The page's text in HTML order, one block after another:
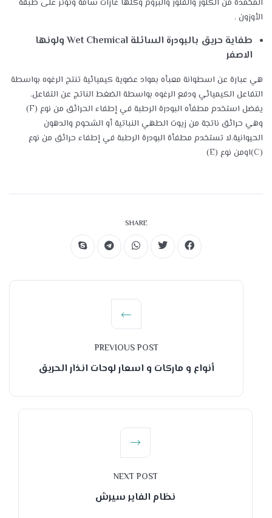
المخمدة من الكلور والفلور والبروم وكلها غازات سامة وتؤثر على طبقة
الأوزون .
طفاية حريق بالبودرة السائلة Wet Chemicalولونها
الاصفر
هي عبارة عن اسطوانة معبأه بمواد عضوية كيميائية تنتج الرغوه بواسطة
التفاعل الكيميائي ودفع الرغوه بواسطة الضغط الناتج عن التفاعل.
يفضل استخدم مطفأه البودرة الرطبة في إطفاء الحرائق من نوع (F)
وهي حرائق ناتجة من زيوت الطهي النباتية أو الشحوم والدهون
الحيوانية.لا تستخدم مطفأة البودرة الرطبة في إطفاء حرائق من نوع
(C)اومن نوع (E)
SHARE
PREVIOUS POST
أنواع و ماركات و اسعار لوحات انذار الحريق
NEXT POST
نظام الفاير سيرش